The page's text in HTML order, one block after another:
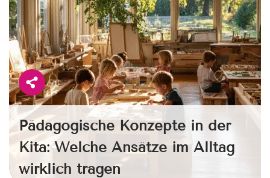
Pädagogische Konzepte in der
Kita: Welche Ansätze im Alltag
wirklich tragen